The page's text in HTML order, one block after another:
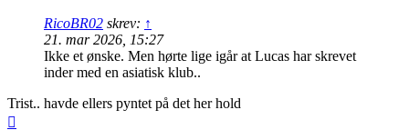
RicoBR02 skrev: ↑
21. mar 2026, 15:27
Ikke et ønske. Men hørte lige igår at Lucas har skrevet
inder med en asiatisk klub..
Trist.. havde ellers pyntet på det her hold